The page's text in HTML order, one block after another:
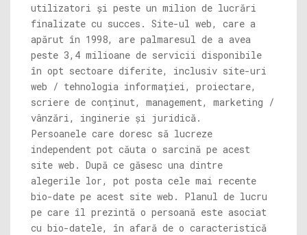
utilizatori și peste un milion de lucrări
finalizate cu succes. Site-ul web, care a
apărut în 1998, are palmaresul de a avea
peste 3,4 milioane de servicii disponibile
în opt sectoare diferite, inclusiv site-uri
web / tehnologia informației, proiectare,
scriere de conținut, management, marketing /
vânzări, inginerie și juridică.
Persoanele care doresc să lucreze
independent pot căuta o sarcină pe acest
site web. După ce găsesc una dintre
alegerile lor, pot posta cele mai recente
bio-date pe acest site web. Planul de lucru
pe care îl prezintă o persoană este asociat
cu bio-datele, în afară de o caracteristică